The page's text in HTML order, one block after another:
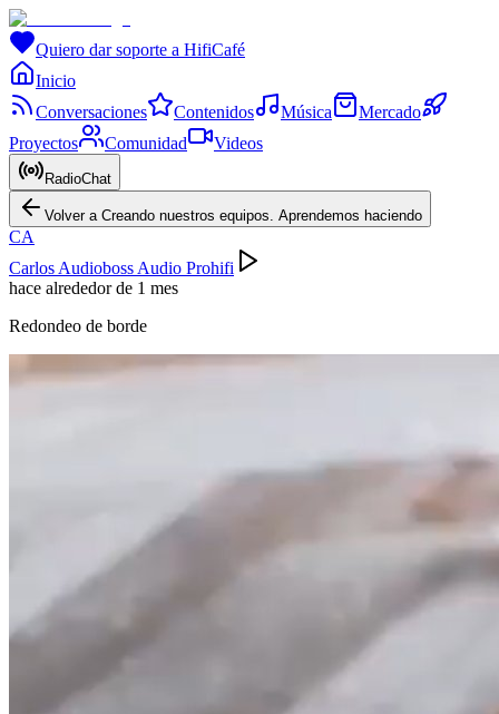
Quiero dar soporte a HifiCafé
Inicio
Conversaciones
Contenidos Música
Mercado
Proyectos
Comunidad Videos
RadioChat
Volver a Creando nuestros equipos. Aprendemos haciendo
CA
Carlos Audioboss Audio Prohifi
hace alrededor de 1 mes
Redondeo de borde